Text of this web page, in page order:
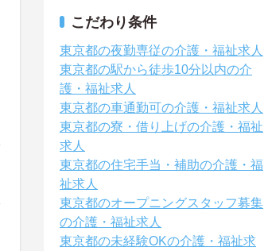
こだわり条件
東京都の夜勤専従の介護・福祉求人
東京都の駅から徒歩10分以内の介
護・福祉求人
東京都の車通勤可の介護・福祉求人
東京都の寮・借り上げの介護・福祉
求人
東京都の住宅手当・補助の介護・福
祉求人
東京都のオープニングスタッフ募集
の介護・福祉求人
東京都の未経験OKの介護・福祉求